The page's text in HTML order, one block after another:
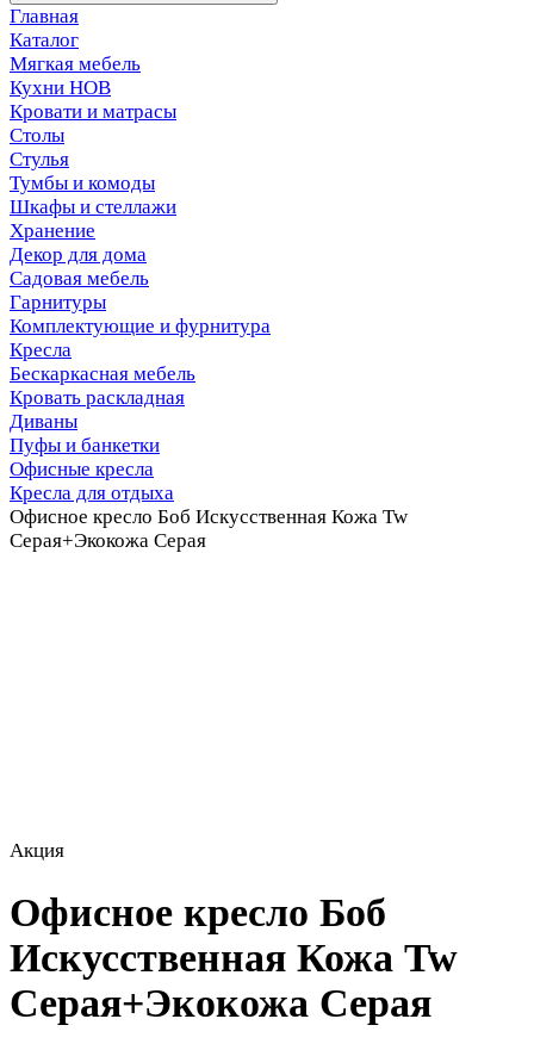
Главная
Каталог
Мягкая мебель
Кухни НОВ
Кровати и матрасы
Столы
Стулья
Тумбы и комоды
Шкафы и стеллажи
Хранение
Декор для дома
Садовая мебель
Гарнитуры
Комплектующие и фурнитура
Кресла
Бескаркасная мебель
Кровать раскладная
Диваны
Пуфы и банкетки
Офисные кресла
Кресла для отдыха
Офисное кресло Боб Искусственная Кожа Tw
Серая+Экокожа Серая
Акция
Офисное кресло Боб
Искусственная Кожа Tw
Серая+Экокожа Серая